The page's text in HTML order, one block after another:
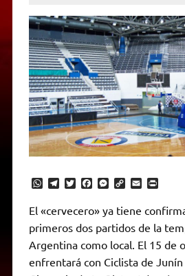
W
t
s
p
p
T
e
g
r
a
m
T
t
t
r
F
e
b
o
o
k
M
s
e
n
g
e
C
y
L
n
k
E
l
P
n
t
F
r
i
El «cervecero» ya tiene
primeros dos partidos de la
Argentina como local. El 15 de
enfrentará con Ciclista de